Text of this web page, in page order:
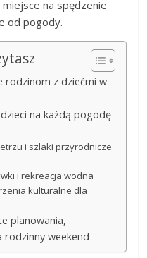
na spędzenie
od pogody.
rodzinom z dziećmi w
na każdą pogodę
i szlaki przyrodnicze
i rekreacja wodna
kulturalne dla
planowania,
weekend